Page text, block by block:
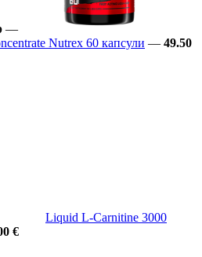
—
Nutrex 60 капсули — 49.50
Liquid L-Carnitine 3000
€